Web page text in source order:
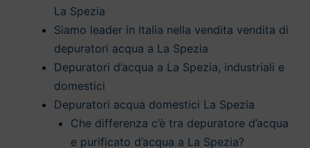
La Spezia
Siamo leader in Italia nella vendita vendita di
depuratori acqua a La Spezia
Depuratori d’acqua a La Spezia, industriali e
domestici
Depuratori acqua domestici La Spezia
Che differenza c’è tra depuratore d’acqua
e purificato d’acqua a La Spezia?